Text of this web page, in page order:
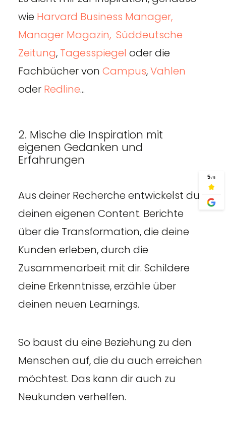
wie Harvard Business Manager,
Manager Magazin, Süddeutsche
Zeitung, Tagesspiegel oder die
Fachbücher von Campus,Vahlen
oder Redline...
2. Mische die Inspiration mit
eigenen Gedanken und
Erfahrungen
Aus deiner Recherche entwickelst du
deinen eigenen Content. Berichte
über die Transformation, die deine
Kunden erleben, durch die
Zusammenarbeit mit dir. Schildere
deine Erkenntnisse, erzähle über
deinen neuen Learnings.
So baust du eine Beziehung zu den
Menschen auf, die du auch erreichen
möchtest. Das kann dir auch zu
Neukunden verhelfen.